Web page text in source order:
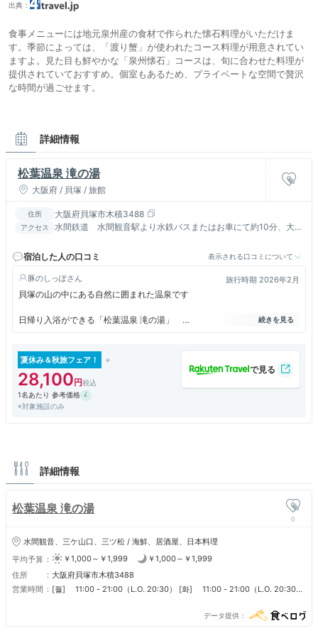
出典：
食事メニューには地元泉州産の食材で作られた懐石料理がいただけま
す。季節によっては、「渡り蟹」が使われたコース料理が用意されてい
ますよ。見た目も鮮やかな「泉州懐石」コースは、旬に合わせた料理が
提供されていておすすめ。個室もあるため、プライベートな空間で贅沢
な時間が過ごせます。
詳細情報
松葉温泉 滝の湯
大阪府 / 貝塚 / 旅館
住所 大阪府貝塚市木積3488
アクセス
水間鉄道 水間観音駅より水鉄バスまたはお車にて約10分、大阪
宿泊した人の口コミ
表示される口コミについて
豚のしっぽ 旅行時期 2026年2月
貝塚の山の中にある自然に囲まれた温泉です
日帰り入浴ができる「松葉温泉 滝の湯」
湧き出る天然のラドン温泉に惹かれました。
もう一つ惹かれたのが
同施設内で食事をすれば、入浴料720円が差し引かれる事
近くに住む友人を誘って日帰り入浴して来ました
夏休み＆秋旅フェア！
28,100
1名あたり 参考価格
※対象施設のみ
詳細情報
松葉温泉 滝の湯
0
水間観音、三ケ山口、三ツ松 / 海鮮、居酒屋、日本料理
平均予算
￥1,000～￥1,999
￥1,000～￥1,999
住所
大阪府貝塚市木積3488
営業時間
[월] 11:00 - 21:00（L.O. 20:30） [화] 11:00 - 21:00（L.O. 20:30）
[금] 11:00 - 21:00（L.O. 20:30） [토] 11:00 - 21:00（L.O. 20:30）
データ提供